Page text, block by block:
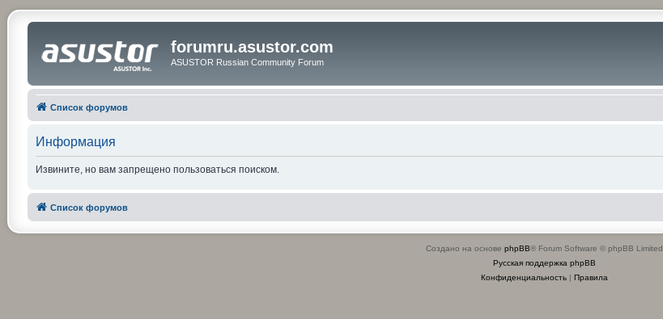
forumru.asustor.com
ASUSTOR Russian Community Forum
Список форумов
Информация
Извините, но вам запрещено пользоваться поиском.
Список форумов
Создано на основе phpBB® Forum Software © phpBB Limited
Русская поддержка phpBB
Конфиденциальность| Правила